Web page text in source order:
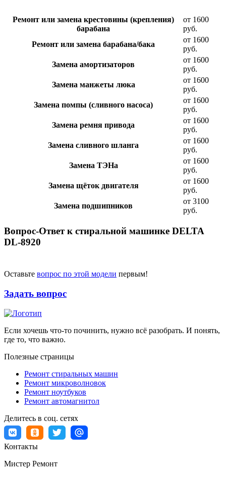
Ремонт или замена крестовины (крепления)
барабана
от 1600
руб.
Ремонт или замена барабана/бака
от 1600
руб.
Замена амортизаторов
от 1600
руб.
Замена манжеты люка
от 1600
руб.
Замена помпы (сливного насоса)
от 1600
руб.
Замена ремня привода
от 1600
руб.
Замена сливного шланга
от 1600
руб.
Замена ТЭНа
от 1600
руб.
Замена щёток двигателя
от 1600
руб.
Замена подшипников
от 3100
руб.
Вопрос-Ответ к стиральной машинке DELTA
DL-8920
Оставьте вопрос по этой модели первым!
Задать вопрос
Если хочешь что-то починить, нужно всё разобрать. И понять,
где то, что важно.
Полезные страницы
Ремонт стиральных машин
Ремонт микроволновок
Ремонт ноутбуков
Ремонт автомагнитол
Делитесь в соц. сетях
Контакты
Мистер Ремонт